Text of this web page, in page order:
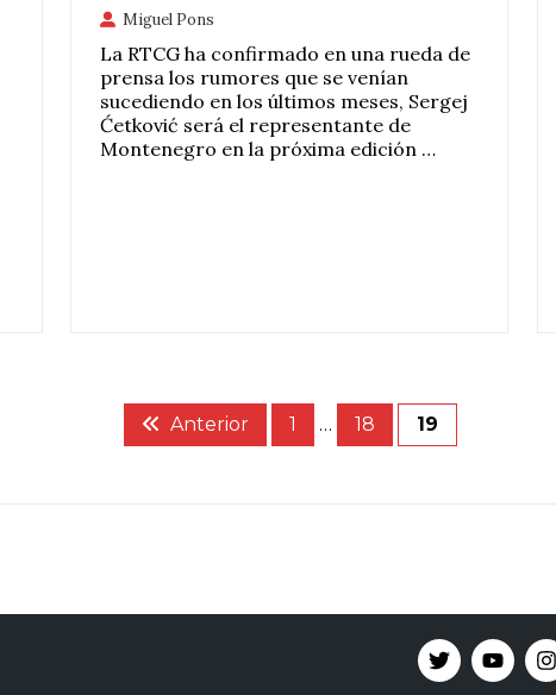
Miguel Pons
La RTCG ha confirmado en una rueda de
prensa los rumores que se venían
sucediendo en los últimos meses, Sergej
Ćetković será el representante de
Montenegro en la próxima edición …
Anterior 1 … 18 19